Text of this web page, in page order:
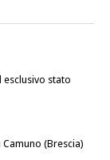
stato
(Brescia)